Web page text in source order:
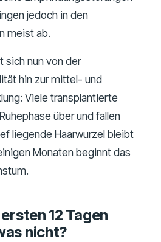
jedoch in den
meist ab.
sich nun von der
hin zur mittel- und
Viele transplantierte
über und fallen
liegende Haarwurzel bleibt
Monaten beginnt das
12 Tagen
nicht?